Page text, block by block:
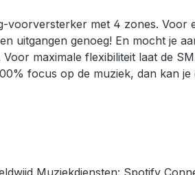
voorversterker met 4 zones.
uitgangen genoeg! En mocht je
maximale flexibiliteit laat de
focus op de muziek, dan kan
Muziekdiensten: Spotify